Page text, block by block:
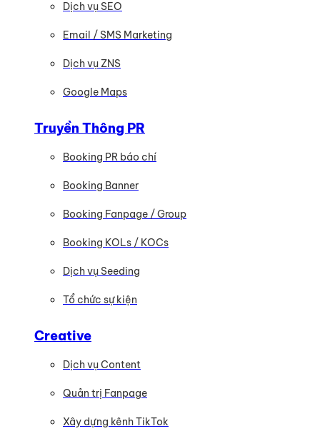
Dịch vụ SEO
Email / SMS Marketing
Dịch vụ ZNS
Google Maps
Truyền Thông PR
Booking PR báo chí
Booking Banner
Booking Fanpage / Group
Booking KOLs / KOCs
Dịch vụ Seeding
Tổ chức sự kiện
Creative
Dịch vụ Content
Quản trị Fanpage
Xây dựng kênh TikTok